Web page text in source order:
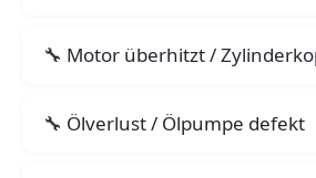
Motor überhitzt /
Ölverlust / Ölpumpe defekt